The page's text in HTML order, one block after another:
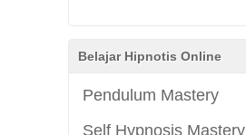
Belajar Hipnotis Online
Pendulum Mastery
Self Hypnosis Mastery